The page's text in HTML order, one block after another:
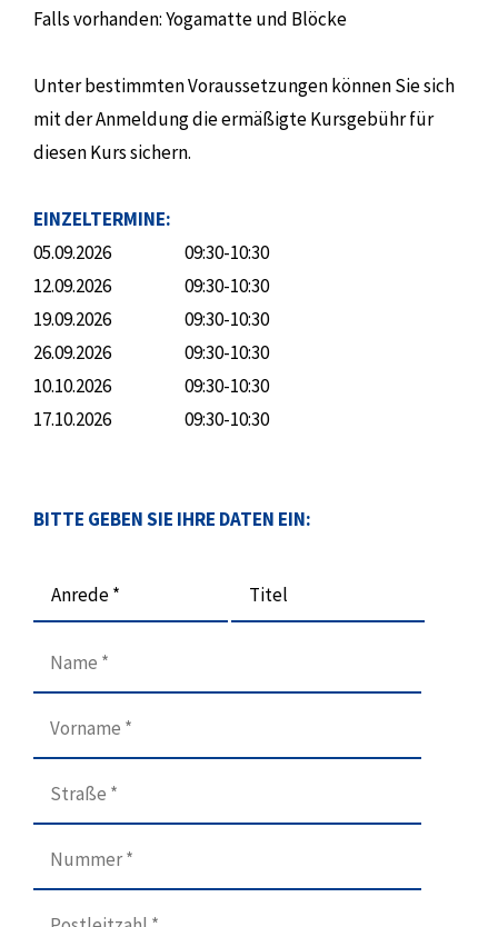
Falls vorhanden: Yogamatte und Blöcke
Unter bestimmten Voraussetzungen können Sie sich
mit der Anmeldung die ermäßigte Kursgebühr für
diesen Kurs sichern.
EINZELTERMINE:
05.09.2026
09:30-10:30
12.09.2026
09:30-10:30
19.09.2026
09:30-10:30
26.09.2026
09:30-10:30
10.10.2026
09:30-10:30
17.10.2026
09:30-10:30
BITTE GEBEN SIE IHRE DATEN EIN:
Anrede * Titel